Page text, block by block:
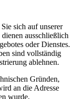
sich auf unserer
ausschließlich
oder Dienstes.
sind vollständig
ablehnen.
Gründen,
an die Adresse
wurde.